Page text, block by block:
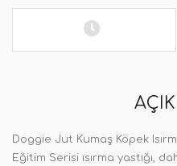
Doggie Jut Kumaş Köpek
Eğitim Serisi ısırma yastığı,